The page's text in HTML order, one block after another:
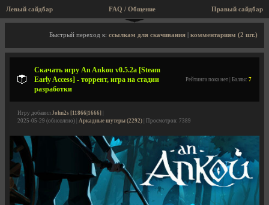
Левый сайдбар Правый сайдбар
FAQ / Общение
Описание игры, торрент, скриншоты, видео
Быстрый переход к: ссылкам для скачивания комментариям (2 шт.)
Скачать игру An Ankou v0.5.2a [Steam
Early Access] - торрент, игра на стадии
разработки
Рейтинга пока нет | Баллы: 7
Игру добавил John2s [11866|1666]
2025-05-29 (обновлено) | Аркадные шутеры (2292) | Просмотров: 7389